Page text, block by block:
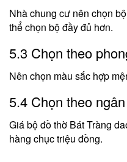
Nhà chung cư nên chọn
thể chọn bộ đầy đủ hơn.
5.3 Chọn theo
Nên chọn màu sắc hợp
5.4 Chọn theo
Giá bộ đồ thờ Bát Tràng
hàng chục triệu đồng.